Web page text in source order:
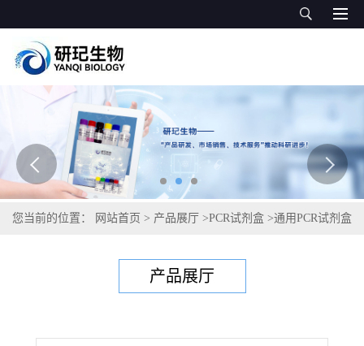
您当前的位置： 网站首页 > 产品展厅 >PCR试剂盒 >通用PCR试剂盒
产品展厅